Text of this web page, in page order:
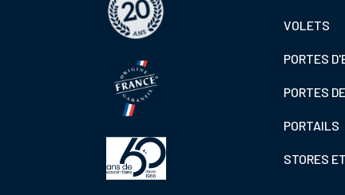
de
VOLETS
PORTES
PORTES
PORTAILS
STORES